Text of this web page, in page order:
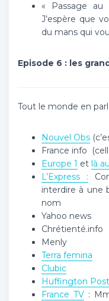
« Passage au
J’espère que
du mans qui
Episode 6 : les
Tout le monde en
Nouvel Obs
France info
Europe 1 et là
L’Express :
interdire à une
nom
Yahoo news
Chrétienté.info
Menly
Terra femina
Clubic
Huffington Post
France TV :